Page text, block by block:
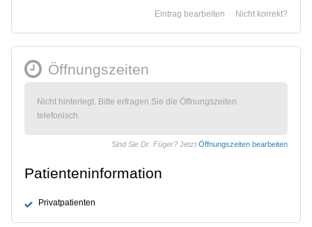
Nicht korrekt?
Eintrag bearbeiten
Öffnungszeiten
Nicht hinterlegt. Bitte erfragen Sie die Öffnungszeiten
telefonisch.
Sind Sie Dr. Füger? Jetzt Öffnungszeiten bearbeiten
Patienteninformation
Privatpatienten